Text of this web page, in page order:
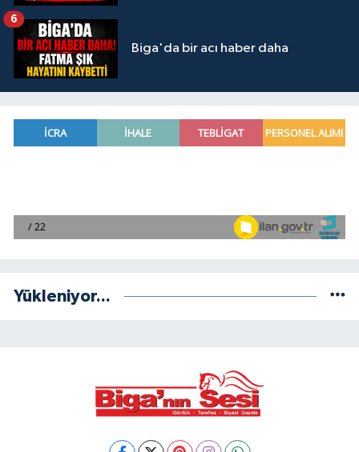
Biga'da bir acı haber daha
6
Yükleniyor...